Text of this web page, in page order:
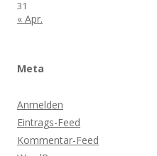
31
« Apr.
Meta
Anmelden
Eintrags-Feed
Kommentar-Feed